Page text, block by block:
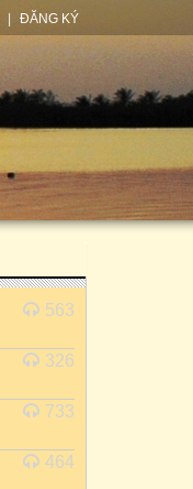
ĐĂNG KÝ
563
326
733
464